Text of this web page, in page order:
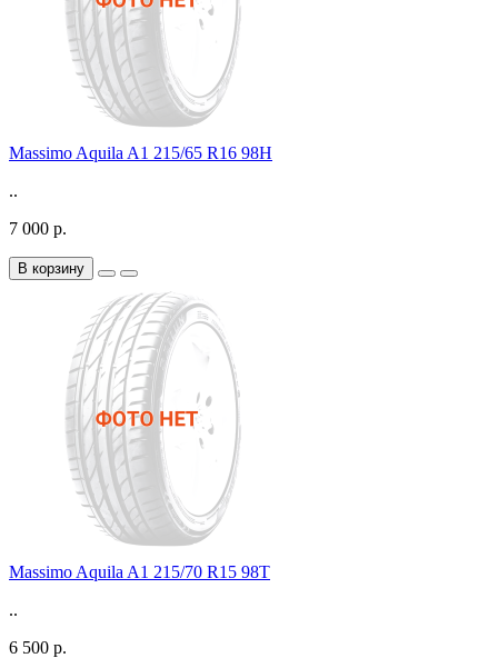
Massimo Aquila A1 215/65 R16 98H
..
7 000 р.
В корзину
Massimo Aquila A1 215/70 R15 98T
..
6 500 р.